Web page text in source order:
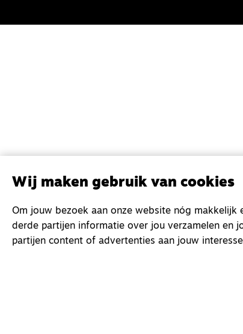
Wij maken gebruik van cookies
Om jouw bezoek aan onze website nóg
derde partijen informatie over jou verzamelen en
partijen content of advertenties aan jouw